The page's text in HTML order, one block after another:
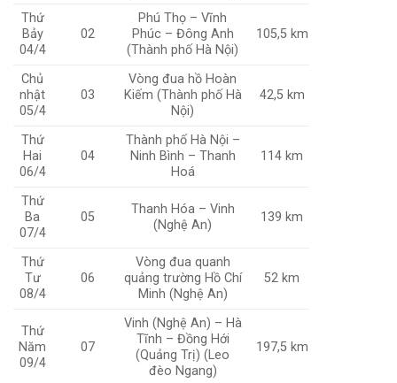
Thứ
Bảy
04/4
02
Phú Thọ – Vĩnh
Phúc – Đông Anh
(Thành phố Hà Nội)
105,5 km
Chủ
nhật
05/4
03
Vòng đua hồ Hoàn
Kiếm (Thành phố Hà
Nội)
42,5 km
Thứ
Hai
06/4
04
Thành phố Hà Nội –
Ninh Bình – Thanh
Hoá
114 km
Thứ
Ba
07/4
05
Thanh Hóa – Vinh
(Nghệ An)
139 km
Thứ
Tư
08/4
06
Vòng đua quanh
quảng trường Hồ Chí
Minh (Nghệ An)
52 km
Thứ
Năm
09/4
07
Vinh (Nghệ An) – Hà
Tĩnh – Đồng Hới
(Quảng Trị) (Leo
đèo Ngang)
197,5 km